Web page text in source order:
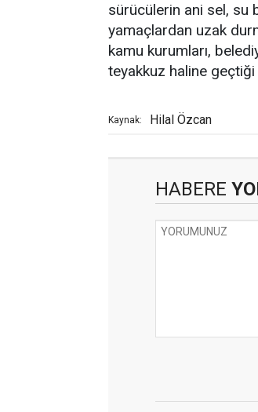
sürücülerin ani sel, su
yamaçlardan uzak
kamu kurumları,
teyakkuz haline
Kaynak: Hilal Özcan
HABERE